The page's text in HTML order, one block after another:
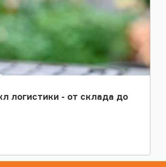
логистики - от склада до